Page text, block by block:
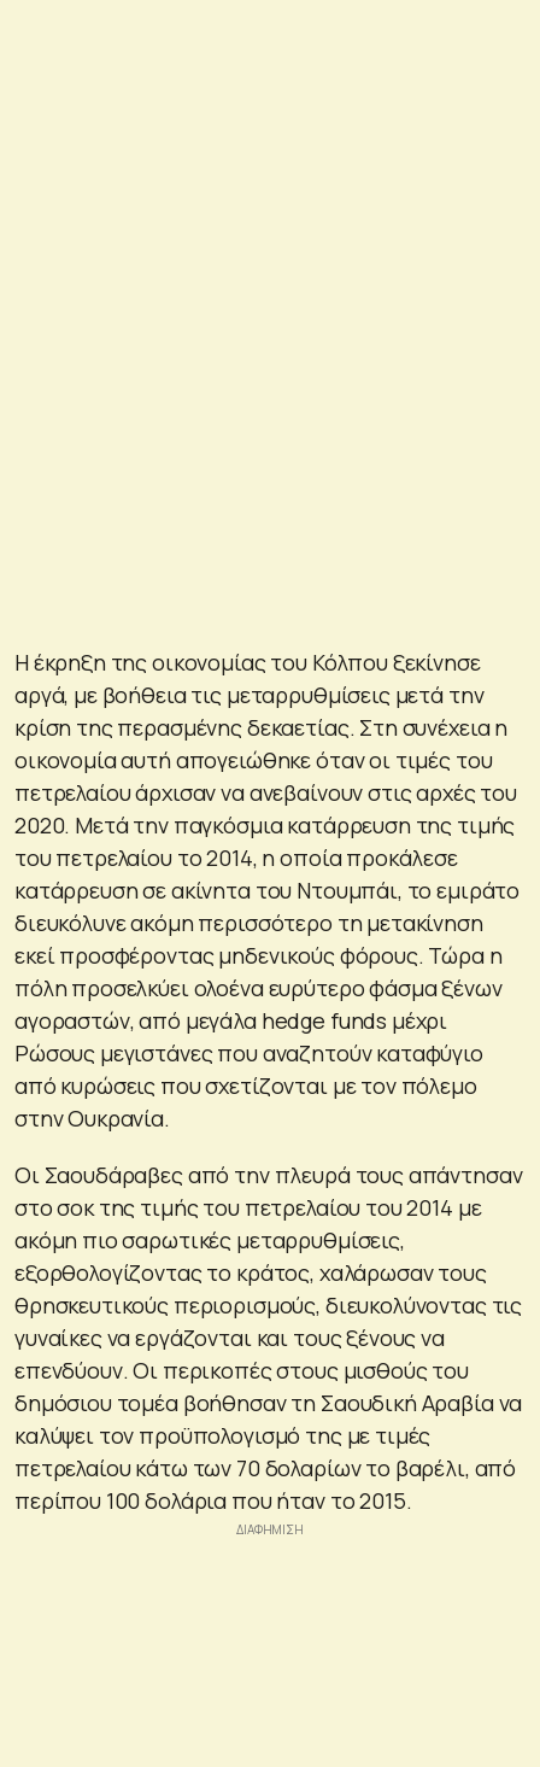
Η έκρηξη της οικονομίας του Κόλπου ξεκίνησε
αργά, με βοήθεια τις μεταρρυθμίσεις μετά την
κρίση της περασμένης δεκαετίας. Στη συνέχεια η
οικονομία αυτή απογειώθηκε όταν οι τιμές του
πετρελαίου άρχισαν να ανεβαίνουν στις αρχές του
2020. Μετά την παγκόσμια κατάρρευση της τιμής
του πετρελαίου το 2014, η οποία προκάλεσε
κατάρρευση σε ακίνητα του Ντουμπάι, το εμιράτο
διευκόλυνε ακόμη περισσότερο τη μετακίνηση
εκεί προσφέροντας μηδενικούς φόρους. Τώρα η
πόλη προσελκύει ολοένα ευρύτερο φάσμα ξένων
αγοραστών, από μεγάλα hedge funds μέχρι
Ρώσους μεγιστάνες που αναζητούν καταφύγιο
από κυρώσεις που σχετίζονται με τον πόλεμο
στην Ουκρανία.
Οι Σαουδάραβες από την πλευρά τους απάντησαν
στο σοκ της τιμής του πετρελαίου του 2014 με
ακόμη πιο σαρωτικές μεταρρυθμίσεις,
εξορθολογίζοντας το κράτος, χαλάρωσαν τους
θρησκευτικούς περιορισμούς, διευκολύνοντας τις
γυναίκες να εργάζονται και τους ξένους να
επενδύουν. Οι περικοπές στους μισθούς του
δημόσιου τομέα βοήθησαν τη Σαουδική Αραβία να
καλύψει τον προϋπολογισμό της με τιμές
πετρελαίου κάτω των 70 δολαρίων το βαρέλι, από
περίπου 100 δολάρια που ήταν το 2015.